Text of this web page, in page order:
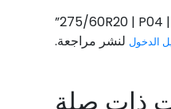
الدخول لنشر مراجعة.
ذات صلة